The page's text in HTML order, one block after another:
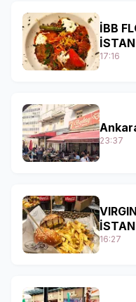
İBB
17:16
23:37
16:27